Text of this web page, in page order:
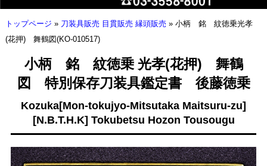
トップページ » 刀装具販売 目貫販売 縁頭販売 » 小柄 銘 紋徳乗光孝
(花押) 舞鶴図(KO-010517)
小柄 銘 紋徳乗 光孝(花押) 舞鶴
図 特別保存刀装具鑑定書 後藤徳乗
Kozuka[Mon-tokujyo-Mitsutaka Maitsuru-zu]
[N.B.T.H.K] Tokubetsu Hozon Tousougu